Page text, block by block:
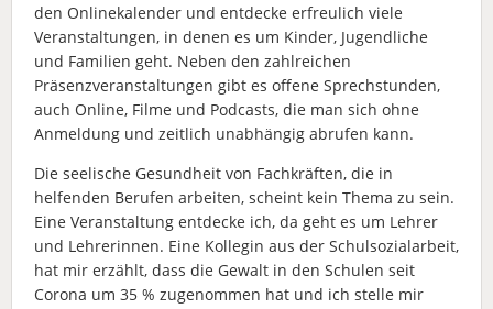
den Onlinekalender und entdecke erfreulich viele
Veranstaltungen, in denen es um Kinder, Jugendliche
und Familien geht. Neben den zahlreichen
Präsenzveranstaltungen gibt es offene Sprechstunden,
auch Online, Filme und Podcasts, die man sich ohne
Anmeldung und zeitlich unabhängig abrufen kann.
Die seelische Gesundheit von Fachkräften, die in
helfenden Berufen arbeiten, scheint kein Thema zu sein.
Eine Veranstaltung entdecke ich, da geht es um Lehrer
und Lehrerinnen. Eine Kollegin aus der Schulsozialarbeit,
hat mir erzählt, dass die Gewalt in den Schulen seit
Corona um 35 % zugenommen hat und ich stelle mir